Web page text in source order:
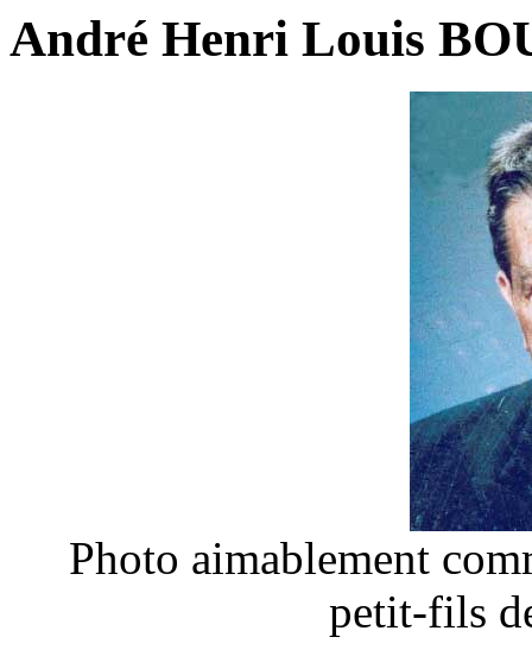
André Henri Louis
Photo aimablement
petit-fils